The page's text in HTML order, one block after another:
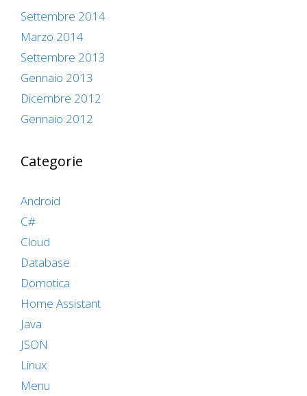
Settembre 2014
Marzo 2014
Settembre 2013
Gennaio 2013
Dicembre 2012
Gennaio 2012
Categorie
Android
C#
Cloud
Database
Domotica
Home Assistant
Java
JSON
Linux
Menu